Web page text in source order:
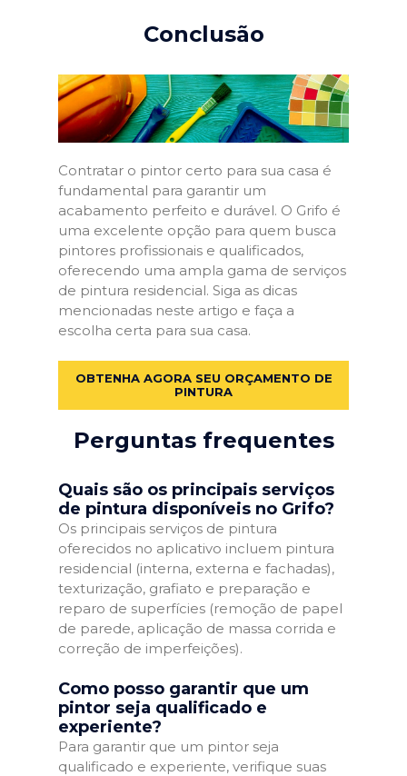
Conclusão
Contratar o pintor certo para sua casa é
fundamental para garantir um
acabamento perfeito e durável. O Grifo é
uma excelente opção para quem busca
pintores profissionais e qualificados,
oferecendo uma ampla gama de serviços
de pintura residencial. Siga as dicas
mencionadas neste artigo e faça a
escolha certa para sua casa.
OBTENHA AGORA SEU ORÇAMENTO DE
PINTURA
Perguntas frequentes
Quais são os principais serviços
de pintura disponíveis no Grifo?
Os principais serviços de pintura
oferecidos no aplicativo incluem pintura
residencial (interna, externa e fachadas),
texturização, grafiato e preparação e
reparo de superfícies (remoção de papel
de parede, aplicação de massa corrida e
correção de imperfeições).
Como posso garantir que um
pintor seja qualificado e
experiente?
Para garantir que um pintor seja
qualificado e experiente, verifique suas